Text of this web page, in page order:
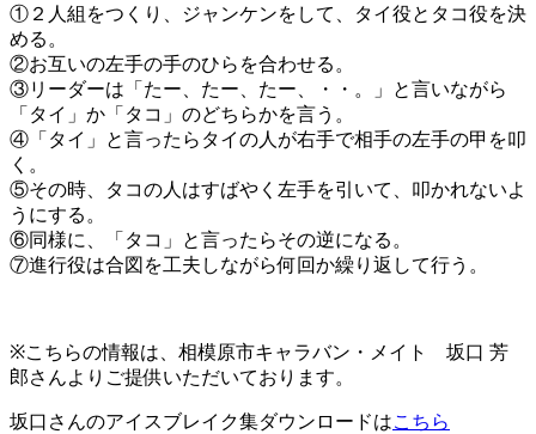
①２人組をつくり、ジャンケンをして、タイ役とタコ役を決
める。
②お互いの左手の手のひらを合わせる。
③リーダーは「たー、たー、たー、・・。」と言いながら
「タイ」か「タコ」のどちらかを言う。
④「タイ」と言ったらタイの人が右手で相手の左手の甲を叩
く。
⑤その時、タコの人はすばやく左手を引いて、叩かれないよ
うにする。
⑥同様に、「タコ」と言ったらその逆になる。
⑦進行役は合図を工夫しながら何回か繰り返して行う。
※こちらの情報は、相模原市キャラバン・メイト 坂口 芳
郎さんよりご提供いただいております。
坂口さんのアイスブレイク集ダウンロードはこちら